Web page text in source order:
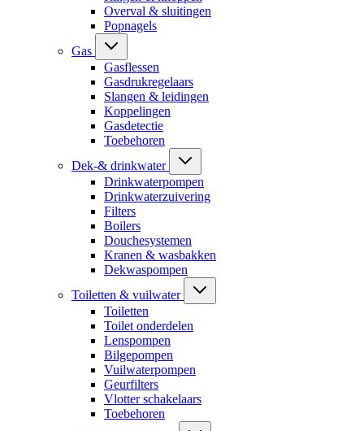
Overval & sluitingen
Popnagels
Gas
Gasflessen
Gasdrukregelaars
Slangen & leidingen
Koppelingen
Gasdetectie
Toebehoren
Dek-& drinkwater
Drinkwaterpompen
Drinkwaterzuivering
Filters
Boilers
Douchesystemen
Kranen & wasbakken
Dekwaspompen
Toiletten & vuilwater
Toiletten
Toilet onderdelen
Lenspompen
Bilgepompen
Vuilwaterpompen
Geurfilters
Vlotter schakelaars
Toebehoren